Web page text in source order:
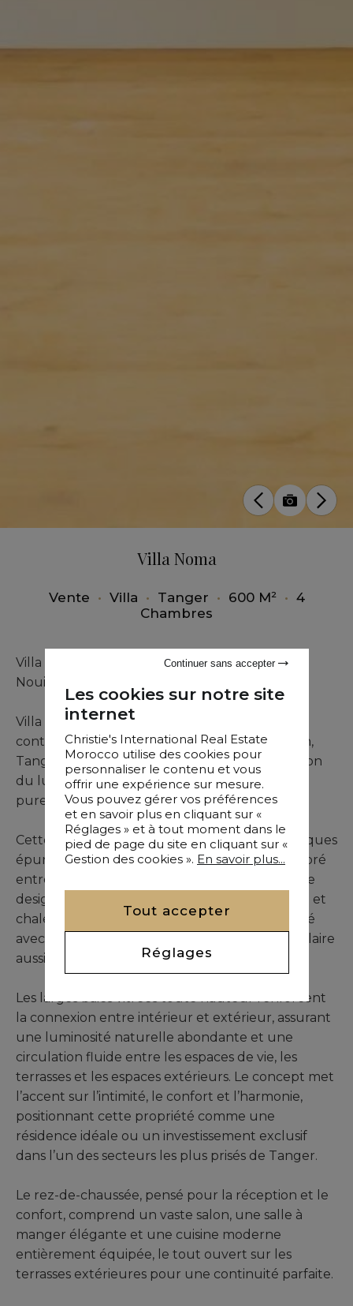
Villa Noma
Vente • Villa • Tanger • 600 M² • 4
Chambres
Villa Noma – Villa contemporaine d’exception à
Nouinouch, Tanger :
Villa Noma est un concept architectural
contemporain remarquable situé à Nouinouch,
Tanger, conçu comme une véritable incarnation
du luxe moderne, de la sophistication et de la
pureté des lignes.
Cette villa se distingue par ses lignes géométriques
épurées, ses volumes affirmés et un jeu équilibré
entre pleins et ouvertures. L’architecture marie
design contemporain et atmosphère naturelle et
chaleureuse, sublimée par un éclairage intégré
avec précision, offrant une résidence spectaculaire
aussi bien de jour que de nuit.
Les larges baies vitrées toute hauteur renforcent
la connexion entre intérieur et extérieur, assurant
une luminosité naturelle abondante et une
circulation fluide entre les espaces de vie, les
terrasses et les espaces extérieurs. Le concept met
l’accent sur l’intimité, le confort et l’harmonie,
positionnant cette propriété comme une
résidence idéale ou un investissement exclusif
dans l’un des secteurs les plus prisés de Tanger.
Le rez-de-chaussée, pensé pour la réception et le
confort, comprend un vaste salon, une salle à
manger élégante et une cuisine moderne
entièrement équipée, le tout ouvert sur les
terrasses extérieures pour une continuité parfaite.
Les cookies sur notre site
internet
Christie's International Real Estate
Morocco utilise des cookies pour
personnaliser le contenu et vous
offrir une expérience sur mesure.
Vous pouvez gérer vos préférences
et en savoir plus en cliquant sur «
Réglages » et à tout moment dans le
pied de page du site en cliquant sur «
Gestion des cookies ». En savoir plus...
Tout accepter
Réglages
Continuer sans accepter